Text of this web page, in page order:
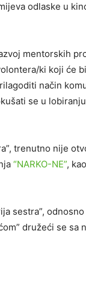
odlaske u
mentorskih
ki koji će
način
se u
trenutno nije
“NARKO-NE”,
sestra”,
družeći se sa